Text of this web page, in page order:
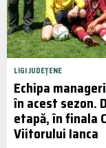
LIGI JUDEȚENE
Echipa
în acest sezon.
etapă, în finala
Viitorului Ianca